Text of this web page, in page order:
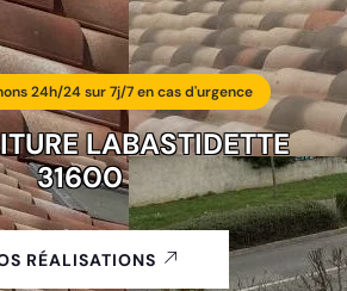
24h/24 sur 7j/7 en cas d'urgence
LABASTIDETTE
31600
RÉALISATIONS